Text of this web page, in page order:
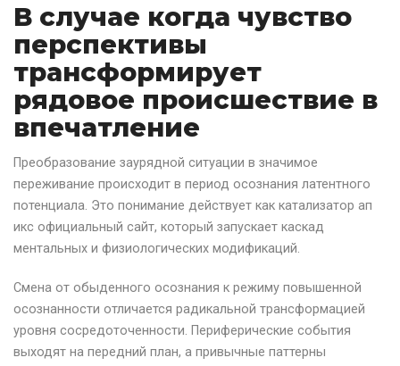
В случае когда чувство
перспективы
трансформирует
рядовое происшествие в
впечатление
Преобразование заурядной ситуации в значимое
переживание происходит в период осознания латентного
потенциала. Это понимание действует как катализатор ап
икс официальный сайт, который запускает каскад
ментальных и физиологических модификаций.
Смена от обыденного осознания к режиму повышенной
осознанности отличается радикальной трансформацией
уровня сосредоточенности. Периферические события
выходят на передний план, а привычные паттерны